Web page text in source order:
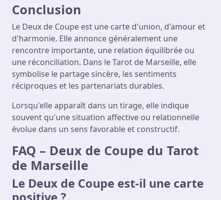
Conclusion
Le Deux de Coupe est une carte d'union, d'amour et
d'harmonie. Elle annonce généralement une
rencontre importante, une relation équilibrée ou
une réconciliation. Dans le Tarot de Marseille, elle
symbolise le partage sincère, les sentiments
réciproques et les partenariats durables.
Lorsqu'elle apparaît dans un tirage, elle indique
souvent qu'une situation affective ou relationnelle
évolue dans un sens favorable et constructif.
FAQ – Deux de Coupe du Tarot
de Marseille
Le Deux de Coupe est-il une carte